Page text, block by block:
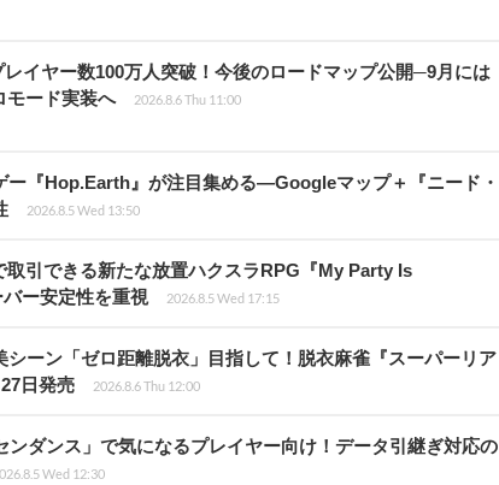
イヤー数100万人突破！今後のロードマップ公開─9月には
モード実装へ
2026.8.6 Thu 11:00
ー『Hop.Earth』が注目集める―Googleマップ＋『ニード・
2026.8.5 Wed 13:50
引できる新たな放置ハクスラRPG『My Party Is
ー安定性を重視
2026.8.5 Wed 17:15
ーン「ゼロ距離脱衣」目指して！脱衣麻雀『スーパーリア
日発売
2026.8.6 Thu 12:00
ンダンス」で気になるプレイヤー向け！データ引継ぎ対応の
Wed 12:30